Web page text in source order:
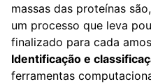
massas das proteínas
um processo que leva
finalizado para cada
Identificação e
ferramentas